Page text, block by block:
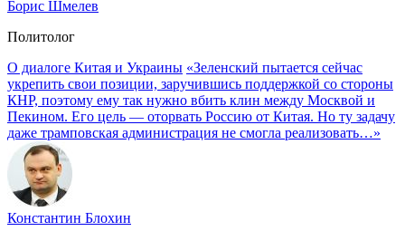
Борис Шмелев
Политолог
О диалоге Китая и Украины «Зеленский пытается сейчас
укрепить свои позиции, заручившись поддержкой со стороны
КНР, поэтому ему так нужно вбить клин между Москвой и
Пекином. Его цель — оторвать Россию от Китая. Но ту задачу
даже трамповская администрация не смогла реализовать…»
Константин Блохин